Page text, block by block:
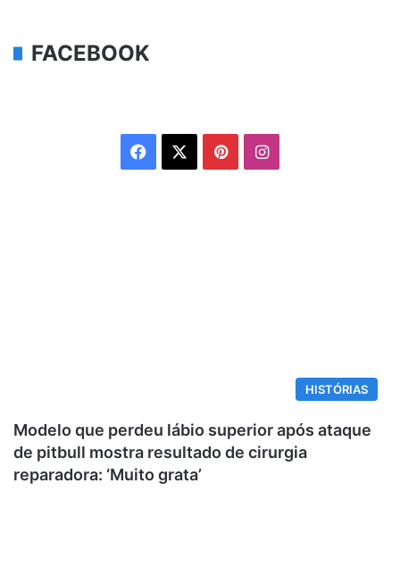
FACEBOOK
Facebook PinterestInstagram
HISTÓRIAS
Modelo que perdeu lábio superior após ataque
de pitbull mostra resultado de cirurgia
reparadora: ‘Muito grata’